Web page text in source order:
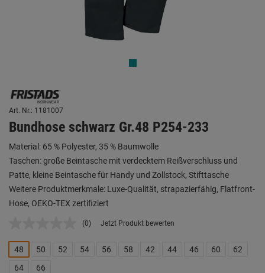
Art. Nr.: 1181007
Bundhose schwarz Gr.48 P254-233
Material: 65 % Polyester, 35 % Baumwolle
Taschen: große Beintasche mit verdecktem Reißverschluss und
Patte, kleine Beintasche für Handy und Zollstock, Stifttasche
Weitere Produktmerkmale: Luxe-Qualität, strapazierfähig, Flatfront-
Hose, OEKO-TEX zertifiziert
Kein
Link
auf
(0) Jetzt Produkt bewerten
48 50 52 54 56 58 42 44 46 60
62
64
66